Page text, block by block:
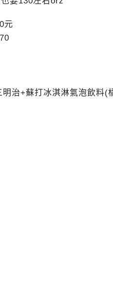
元
治+蘇打冰淇淋氣泡飲料(